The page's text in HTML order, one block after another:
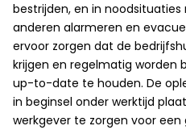
bestrijden, en in
anderen alarmeren en
ervoor zorgen dat de
krijgen en regelmatig worden
up-to-date te houden. De
in beginsel onder werktijd
werkgever te zorgen voor